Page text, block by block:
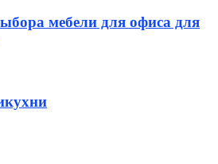
мебели для офиса для